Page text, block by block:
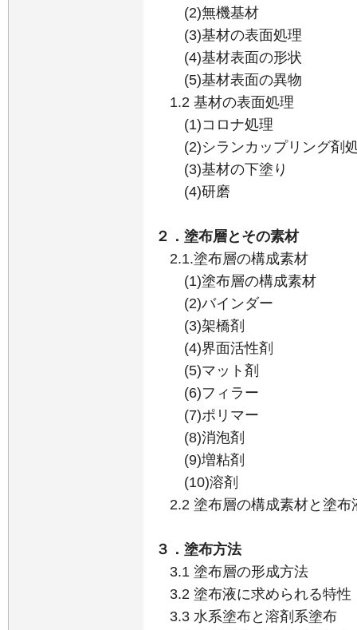
(2)無機基材
(3)基材の表面処理
(4)基材表面の形状
(5)基材表面の異物
1.2 基材の表面処理
(1)コロナ処理
(2)シランカップリング剤
(3)基材の下塗り
(4)研磨
２．塗布層とその素材
2.1.塗布層の構成素材
(1)塗布層の構成素材
(2)バインダー
(3)架橋剤
(4)界面活性剤
(5)マット剤
(6)フィラー
(7)ポリマー
(8)消泡剤
(9)増粘剤
(10)溶剤
2.2 塗布層の構成素材と塗布
３．塗布方法
3.1 塗布層の形成方法
3.2 塗布液に求められる特性
3.3 水系塗布と溶剤系塗布